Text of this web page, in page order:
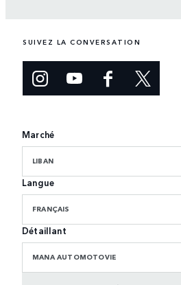
SUIVEZ LA CONVERSATION
Marché
LIBAN
Langue
FRANÇAIS
Détaillant
MANA AUTOMOTOVIE